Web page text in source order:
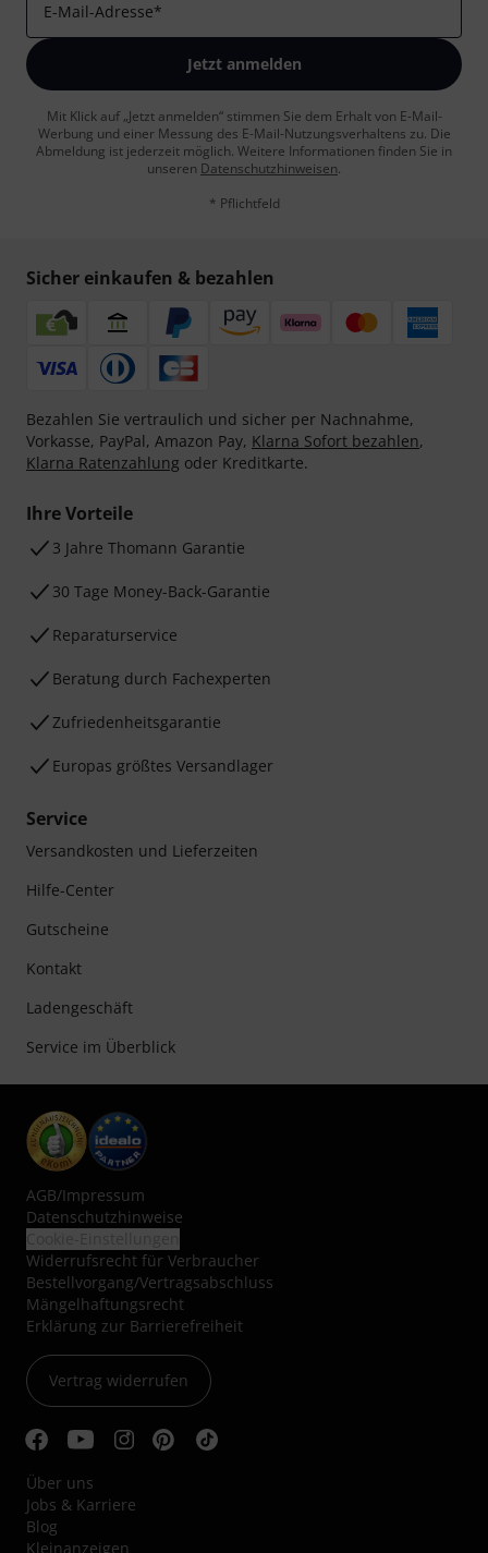
E-Mail-Adresse*
Jetzt anmelden
Mit Klick auf „Jetzt anmelden“ stimmen Sie dem Erhalt von E-Mail-
Werbung und einer Messung des E-Mail-Nutzungsverhaltens zu. Die
Abmeldung ist jederzeit möglich. Weitere Informationen finden Sie in
unseren Datenschutzhinweisen.
* Pflichtfeld
Sicher einkaufen & bezahlen
Bezahlen Sie vertraulich und sicher per Nachnahme,
Vorkasse, PayPal, Amazon Pay, Klarna Sofort bezahlen,
Klarna Ratenzahlung oder Kreditkarte.
Ihre Vorteile
3 Jahre Thomann Garantie
30 Tage Money-Back-Garantie
Reparaturservice
Beratung durch Fachexperten
Zufriedenheitsgarantie
Europas größtes Versandlager
Service
Versandkosten und Lieferzeiten
Hilfe-Center
Gutscheine
Kontakt
Ladengeschäft
Service im Überblick
AGB/Impressum
Datenschutzhinweise
Widerrufsrecht für Verbraucher
Bestellvorgang/Vertragsabschluss
Mängelhaftungsrecht
Erklärung zur Barrierefreiheit
Vertrag widerrufen
Über uns
Jobs & Karriere
Blog
Kleinanzeigen